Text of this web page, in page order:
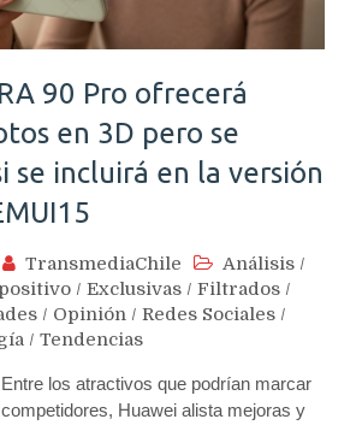
90 Pro ofrecerá
en 3D pero se
se incluirá en la versión
TransmediaChile Análisis /
/ Exclusivas / Filtrados /
/ Opinión / Redes Sociales /
/ Tendencias
los atractivos que podrían marcar
Huawei alista mejoras y